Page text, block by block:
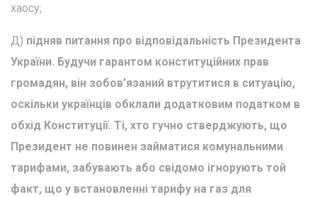
хаосу;
Д) підняв питання про відповідальність Президента
України. Будучи гарантом конституційних прав
громадян, він зобов’язаний втрутитися в ситуацію,
оскільки українців обклали додатковим податком в
обхід Конституції. Ті, хто гучно стверджують, що
Президент не повинен займатися комунальними
тарифами, забувають або свідомо ігнорують той
факт, що у встановленні тарифу на газ для